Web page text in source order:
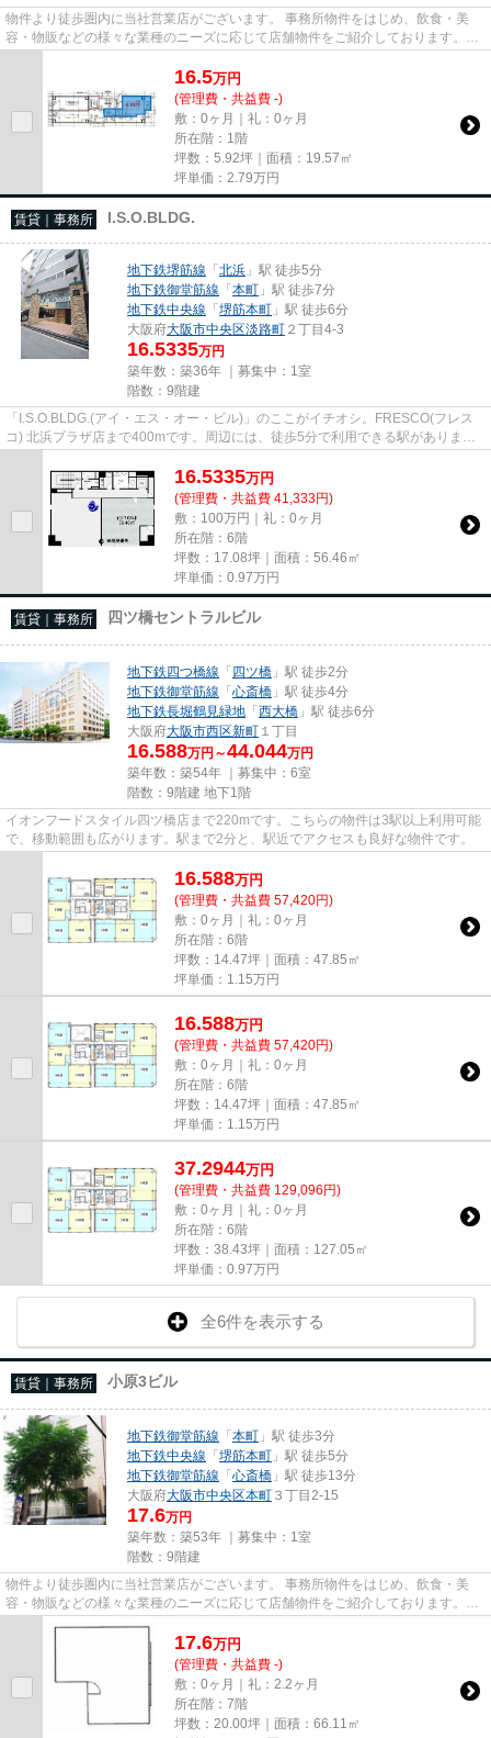
物件より徒歩圏内に当社営業店がございます。 事務所物件をはじめ、飲食・美
容・物販などの様々な業種のニーズに応じて店舗物件をご紹介しております。
尚、弊社ではおとり広告は一切...
16.5万円
(管理費・共益費 -)
敷：0ヶ月｜礼：0ヶ月
所在階：1階
坪数：5.92坪｜面積：19.57㎡
坪単価： 2.79万円
賃貸｜事務所 I.S.O.BLDG.
地下鉄堺筋線 「北浜 」駅 徒歩5分
地下鉄御堂筋線 「本町 」駅 徒歩7分
地下鉄中央線 「堺筋本町 」駅 徒歩6分
大阪府大阪市中央区淡路町 ２丁目4-3
16.5335万円
築年数：築36年 ｜募集中： 1室
階数：9階建
「I.S.O.BLDG.(アイ・エス・オー・ビル)」のここがイチオシ。FRESCO(フレス
コ) 北浜プラザ店まで400mです。周辺には、徒歩5分で利用できる駅がありま
す。初期費用はカードで決済いただ...
16.5335万円
(管理費・共益費 41,333円)
敷：100万円｜礼：0ヶ月
所在階：6階
坪数：17.08坪｜面積：56.46㎡
坪単価： 0.97万円
賃貸｜事務所 四ツ橋セントラルビル
地下鉄四つ橋線 「四ツ橋 」駅 徒歩2分
地下鉄御堂筋線 「心斎橋 」駅 徒歩4分
地下鉄長堀鶴見緑地 「西大橋 」駅 徒歩6分
大阪府大阪市西区新町 １丁目
16.588万円～44.044万円
築年数：築54年 ｜募集中： 6室
階数：9階建 地下1階
イオンフードスタイル四ツ橋店まで220mです。こちらの物件は3駅以上利用可能
で、移動範囲も広がります。駅まで2分と、駅近でアクセスも良好な物件です。
16.588万円
(管理費・共益費 57,420円)
敷：0ヶ月｜礼：0ヶ月
所在階：6階
坪数：14.47坪｜面積：47.85㎡
坪単価： 1.15万円
16.588万円
(管理費・共益費 57,420円)
敷：0ヶ月｜礼：0ヶ月
所在階：6階
坪数：14.47坪｜面積：47.85㎡
坪単価： 1.15万円
37.2944万円
(管理費・共益費 129,096円)
敷：0ヶ月｜礼：0ヶ月
所在階：6階
坪数：38.43坪｜面積：127.05㎡
坪単価： 0.97万円
全6件を表示する
賃貸｜事務所 小原3ビル
地下鉄御堂筋線 「本町 」駅 徒歩3分
地下鉄中央線 「堺筋本町 」駅 徒歩5分
地下鉄御堂筋線 「心斎橋 」駅 徒歩13分
大阪府大阪市中央区本町 ３丁目2-15
17.6万円
築年数：築53年 ｜募集中： 1室
階数：9階建
物件より徒歩圏内に当社営業店がございます。 事務所物件をはじめ、飲食・美
容・物販などの様々な業種のニーズに応じて店舗物件をご紹介しております。
尚、弊社ではおとり広告は一切...
17.6万円
(管理費・共益費 -)
敷：0ヶ月｜礼：2.2ヶ月
所在階：7階
坪数：20.00坪｜面積：66.11㎡